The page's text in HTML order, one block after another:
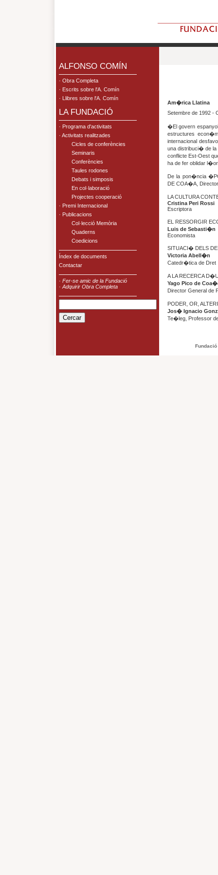
ALFONSO COMÍN
· Obra Completa
· Escrits sobre l'A. Comín
· Llibres sobre l'A. Comín
LA FUNDACIÓ
· Programa d'activitats
· Activitats realitzades
Cicles de conferències
Seminaris
Conferències
Taules rodones
Debats i simposis
En col·laboració
Projectes cooperació
· Premi Internacional
· Publicacions
Col·lecció Memòria
Quaderns
Coedicions
Índex de documents
Contactar
· Fer-se amic de la Fundació
· Adquirir Obra Completa
Am�rica Llatina
Setembre de 1992 -
�El govern
estructures
internacional
una distribuci� de la
conflicte Est-Oest
ha de fer oblidar
De la pon�ncia
DE COA�A,
LA CULTURA
Cristina Peri Rossi
Escriptora
EL RESSORGIR
Luis de Sebasti�n
Economista
SITUACI� DELS
Victoria Abell�n
Catedr�tica de Dret
A LA RECERCA
Yago Pico de
Director General de
PODER, OR,
Jos� Ignacio
Te�leg, Professor